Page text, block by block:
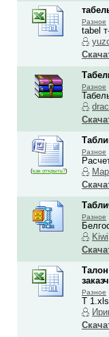
Разное
tabel
Разное
(как открыть?)
Разное
Разное
Kiwi
Разное
Т